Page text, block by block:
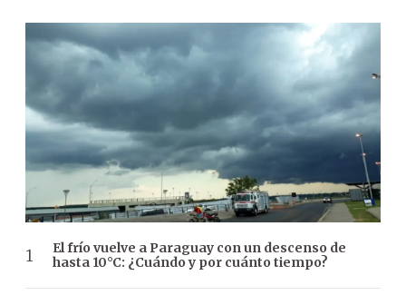
El frío vuelve a Paraguay con un descenso de
hasta 10°C: ¿Cuándo y por cuánto tiempo?